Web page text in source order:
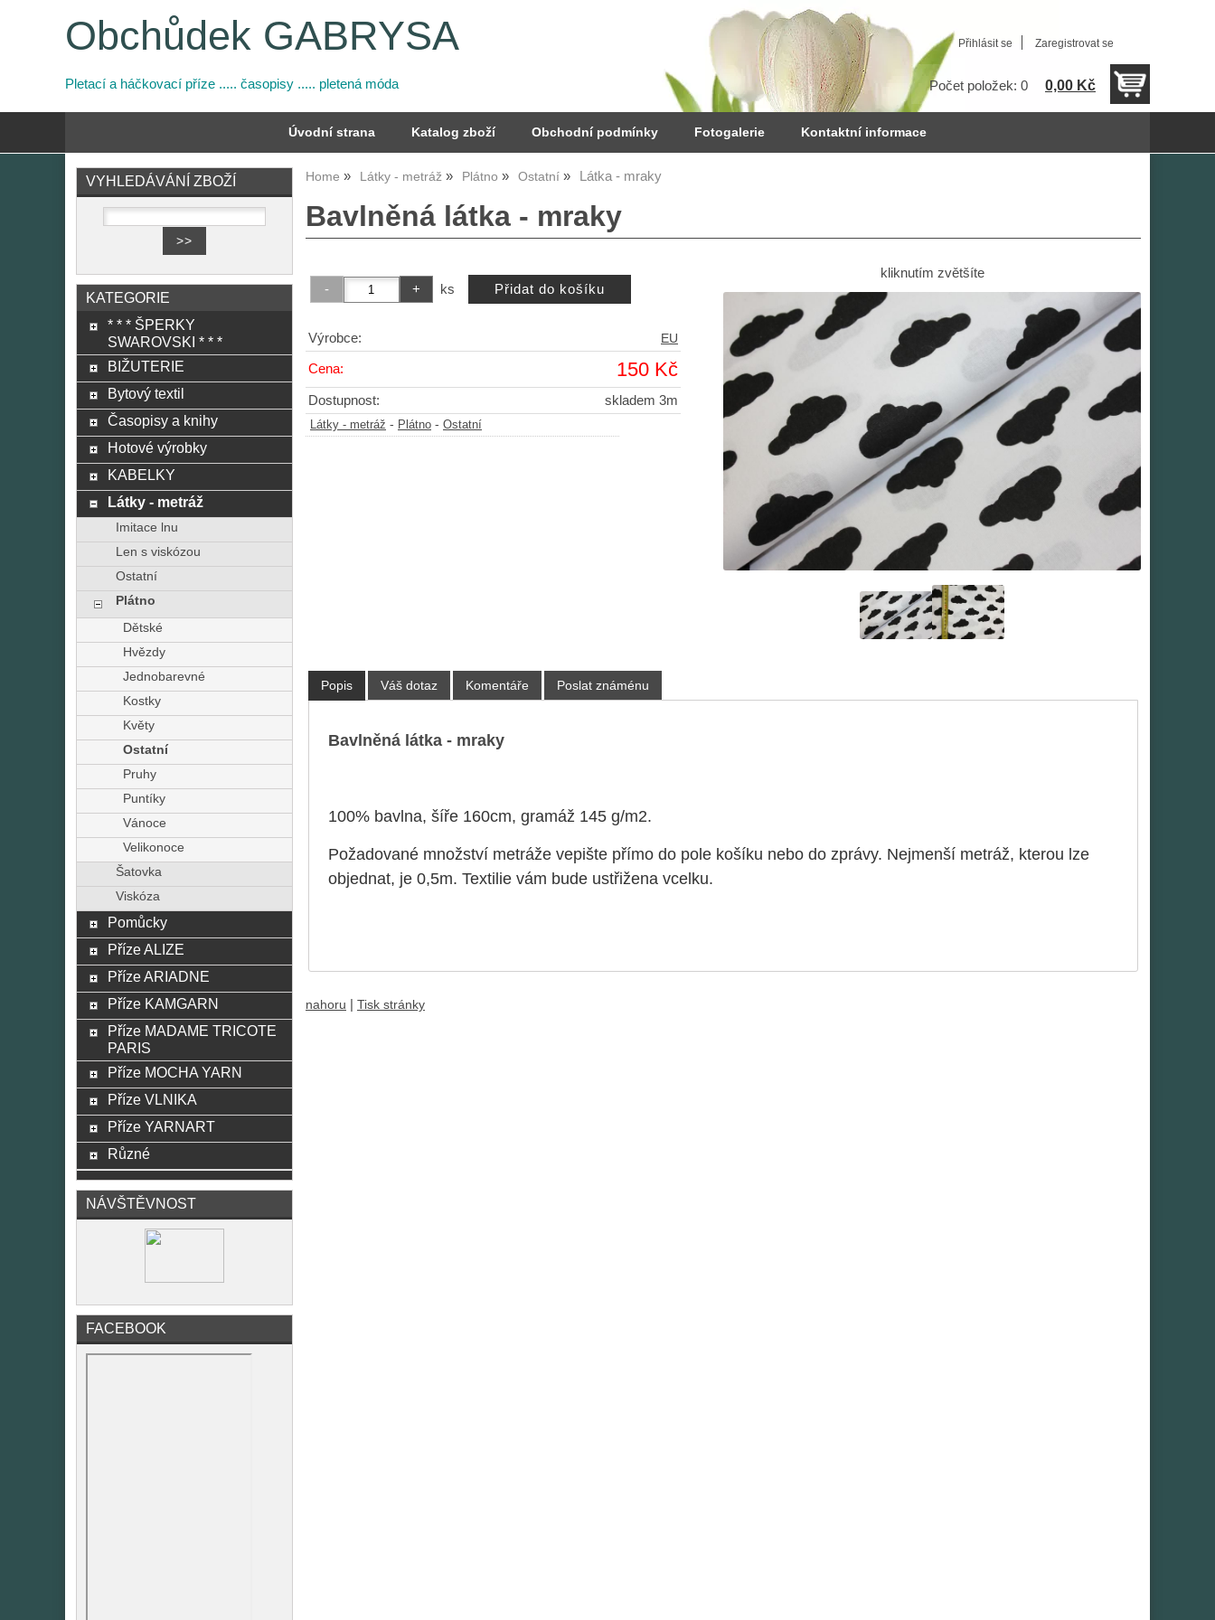
Přihlásit se Zaregistrovat se
Počet položek: 0 0,00 Kč
Obchůdek GABRYSA
Pletací a háčkovací příze ..... časopisy ..... pletená móda
Úvodní strana Katalog zboží Obchodní podmínky Fotogalerie Kontaktní informace
Home Látky - metráž Plátno Ostatní Látka - mraky
Bavlněná látka - mraky
kliknutím zvětšíte
ks
Výrobce: EU
Cena: 150 Kč
Dostupnost: skladem 3m
Látky - metráž - Plátno - Ostatní
Popis Váš dotaz Komentáře Poslat známénu
Bavlněná látka - mraky
100% bavlna, šíře 160cm, gramáž 145 g/m2.
Požadované množství metráže vepište přímo do pole košíku nebo do zprávy. Nejmenší metráž, kterou lze
objednat, je 0,5m. Textilie vám bude ustřižena vcelku.
nahoru Tisk stránky
VYHLEDÁVÁNÍ ZBOŽÍ
KATEGORIE
* * * ŠPERKY
SWAROVSKI * * *
BIŽUTERIE
Bytový textil
Časopisy a knihy
Hotové výrobky
KABELKY
Látky - metráž
Imitace lnu
Len s viskózou
Ostatní
Plátno
Dětské
Hvězdy
Jednobarevné
Kostky
Květy
Ostatní
Pruhy
Puntíky
Vánoce
Velikonoce
Šatovka
Viskóza
Pomůcky
Příze ALIZE
Příze ARIADNE
Příze KAMGARN
Příze MADAME TRICOTE
PARIS
Příze MOCHA YARN
Příze VLNIKA
Příze YARNART
Různé
NÁVŠTĚVNOST
FACEBOOK